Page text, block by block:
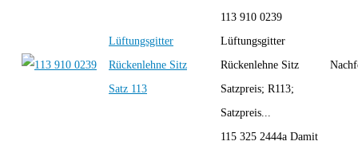
Lüftungsgitter
Rückenlehne Sitz
Satz 113
113 910 0239
Lüftungsgitter
Rückenlehne Sitz
Satzpreis; R113;
Satzpreis...
115 325 2444a Damit